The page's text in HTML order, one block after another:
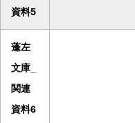
資料5
蓬左
文庫_
関連
資料6